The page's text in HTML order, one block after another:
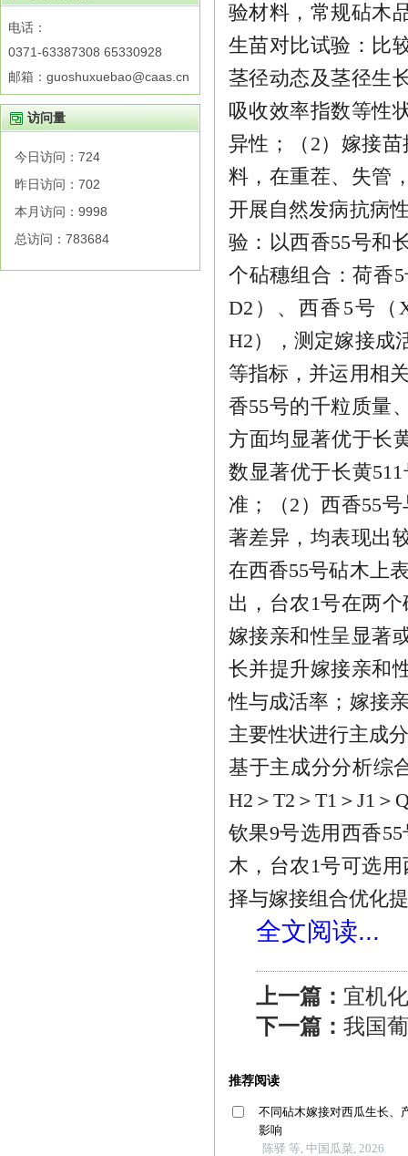
电话：
0371-63387308 65330928
邮箱：guoshuxuebao@caas.cn
访问量
今日访问： 724
昨日访问： 702
本月访问： 9998
总访问： 783684
验材料，常规砧木
生苗对比试验： 比
茎径动态及茎径生
吸收效率指数等性
异性；（ 2）嫁接
料，在重茬、失管
开展自然发病抗病
验：以西香55号和
个砧穗组合：荷香5
D2 ）、西香 5号（
H2），测定嫁接成
等指标，并运用相
香55号的千粒质量
方面均显著优于长
数显著优于长黄511
准；（2 ）西香55号
著差异，均表现出
在西香55号砧木上
出，台农 1号在两
嫁接亲和性呈显著
长并提升嫁接亲和
性与成活率；嫁接
主要性状进行主成
基于主成分分析综
H2 ＞ T2 ＞ T1 ＞ J1 ＞
钦果9号选用西香55
木，台农 1号可选用
择与嫁接组合优化
全文阅读...
上一篇： 宜机
下一篇： 我国